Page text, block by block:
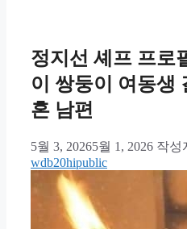
정지선 셰프 프로
이 쌍둥이 여동생
혼 남편
5월 3, 20265월 1, 2026 작성
wdb20hipublic